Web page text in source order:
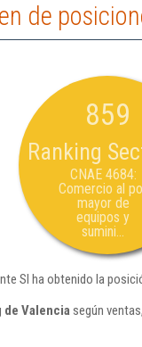
de
859
Ranking
CNAE 4684:
Comercio al
mayor de
equipos y
sumini...
Sl ha obtenido la
de Valencia según